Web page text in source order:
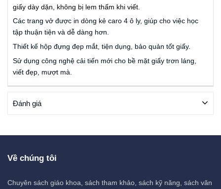
giấy dày dặn, không bị lem thấm khi viết.
Các trang vở được in dòng kẻ caro 4 ô ly, giúp cho việc học
tập thuận tiện và dễ dàng hơn.
Thiết kế hộp đựng đẹp mắt, tiện dụng, bảo quản tốt giấy.
Sử dụng công nghệ cải tiến mới cho bề mặt giấy trơn láng,
viết đẹp, mượt mà.
Đánh giá
Về chúng tôi
Chuyên sách giáo khoa, sách tham khảo, sách kỹ năng, sách văn